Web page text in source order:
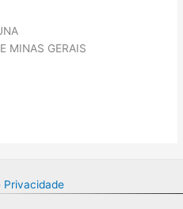
MINAS GERAIS
Privacidade